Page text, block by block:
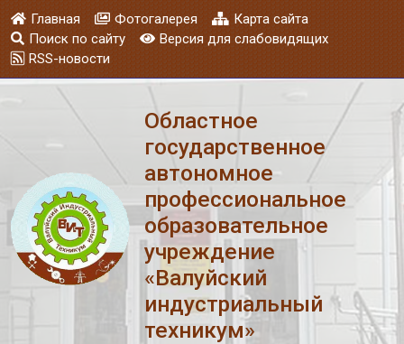
Главная Фотогалерея
Карта сайта
Поиск по сайту
Версия для слабовидящих
RSS-новости
Областное
государственное
автономное
профессиональное
образовательное
учреждение
«Валуйский
индустриальный
техникум»